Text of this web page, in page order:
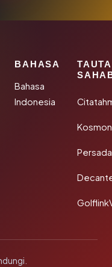
BAHASA
Bahasa
Indonesia